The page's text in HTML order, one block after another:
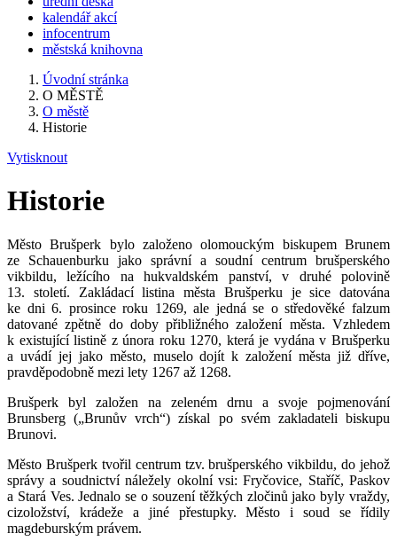
kalendář akcí
infocentrum
městská knihovna
Úvodní stránka
O MĚSTĚ
O městě
Historie
Vytisknout
Historie
Město Brušperk bylo založeno olomouckým biskupem Brunem
ze Schauenburku jako správní a soudní centrum brušperského
vikbildu, ležícího na hukvaldském panství, v druhé polovině
13. století. Zakládací listina města Brušperku je sice datována
ke dni 6. prosince roku 1269, ale jedná se o středověké falzum
datované zpětně do doby přibližného založení města. Vzhledem
k existující listině z února roku 1270, která je vydána v Brušperku
a uvádí jej jako město, muselo dojít k založení města již dříve,
pravděpodobně mezi lety 1267 až 1268.
Brušperk byl založen na zeleném drnu a svoje pojmenování
Brunsberg („Brunův vrch“) získal po svém zakladateli biskupu
Brunovi.
Město Brušperk tvořil centrum tzv. brušperského vikbildu, do jehož
správy a soudnictví náležely okolní vsi: Fryčovice, Staříč, Paskov
a Stará Ves. Jednalo se o souzení těžkých zločinů jako byly vraždy,
cizoložství, krádeže a jiné přestupky. Město i soud se řídily
magdeburským právem.